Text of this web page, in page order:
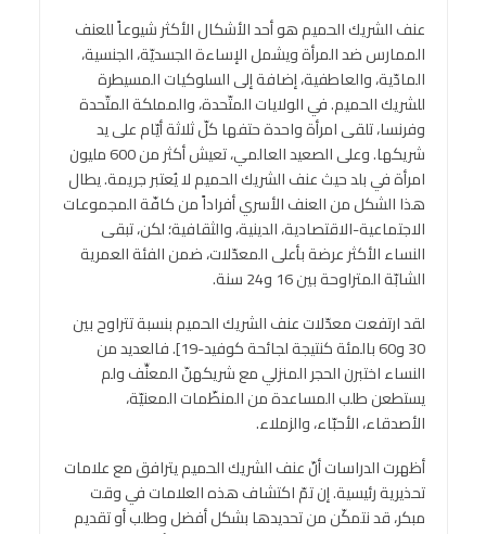
عنف الشريك الحميم هو أحد الأشكال الأكثر شيوعاً للعنف
الممارس ضد المرأة ويشمل الإساءة الجسديّة، الجنسية،
المادّية، والعاطفية، إضافة إلى السلوكيات المسيطرة
للشريك الحميم. في الولايات المتّحدة، والمملكة المتّحدة
وفرنسا، تلقى امرأة واحدة حتفها كلّ ثلاثة أيّام على يد
شريكها. وعلى الصعيد العالمي، تعيش أكثر من 600 مليون
امرأة في بلد حيث عنف الشريك الحميم لا يُعتبر جريمة. يطال
هذا الشكل من العنف الأسري أفراداً من كافّة المجموعات
الاجتماعية-الاقتصادية، الدينية، والثقافية؛ لكن، تبقى
النساء الأكثر عرضة بأعلى المعدّلات، ضمن الفئة العمرية
الشابّة المتراوحة بين 16 و24 سنة.
لقد ارتفعت معدّلات عنف الشريك الحميم بنسبة تتراوح بين
30 و60 بالمئة كنتيجة لجائحة كوفيد-19]. فالعديد من
النساء اختبرن الحجر المنزلي مع شريكهنّ المعنِّف ولم
يستطعن طلب المساعدة من المنظّمات المعنيّة،
الأصدقاء، الأحبّاء، والزملاء.
أظهرت الدراسات أنّ عنف الشريك الحميم يترافق مع علامات
تحذيرية رئيسية. إن تمّ اكتشاف هذه العلامات في وقت
مبكر، قد نتمكّن من تحديدها بشكل أفضل وطلب أو تقديم